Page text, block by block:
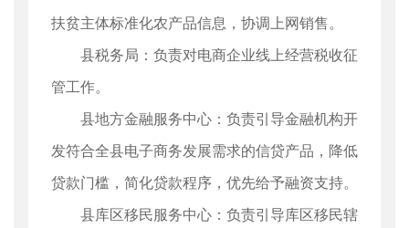
扶贫主体标准化农产品信息，协调上网销售。
县税务局：负责对电商企业线上经营税收征
管工作。
县地方金融服务中心：负责引导金融机构开
发符合全县电子商务发展需求的信贷产品，降低
贷款门槛，简化贷款程序，优先给予融资支持。
县库区移民服务中心：负责引导库区移民辖